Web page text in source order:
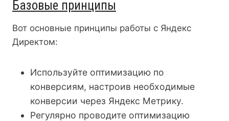
Базовые принципы
Вот основные принципы работы с Яндекс
Директом:
Используйте оптимизацию по
конверсиям, настроив необходимые
конверсии через Яндекс Метрику.
Регулярно проводите оптимизацию